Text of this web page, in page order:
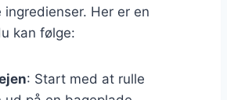
Her er en
kan følge:
: Start med at rulle